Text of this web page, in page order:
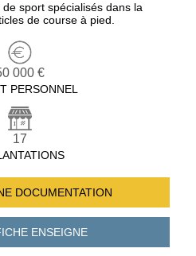
sport spécialisés dans la
de course à pied.
000 €
PERSONNEL
17
DOCUMENTATION
ENSEIGNE